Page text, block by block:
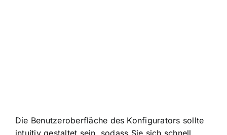
Die Benutzeroberfläche des Konfigurators sollte
intuitiv gestaltet sein, sodass Sie sich schnell